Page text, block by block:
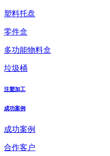
塑料托盘
零件盒
多功能物料盒
垃圾桶
注塑加工
成功案例
成功案例
合作客户